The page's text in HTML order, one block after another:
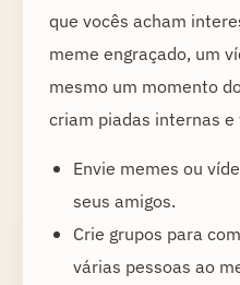
que vocês acham
meme engraçado, um
mesmo um momento
criam piadas internas
Envie memes ou
seus amigos.
Crie grupos para
várias pessoas ao